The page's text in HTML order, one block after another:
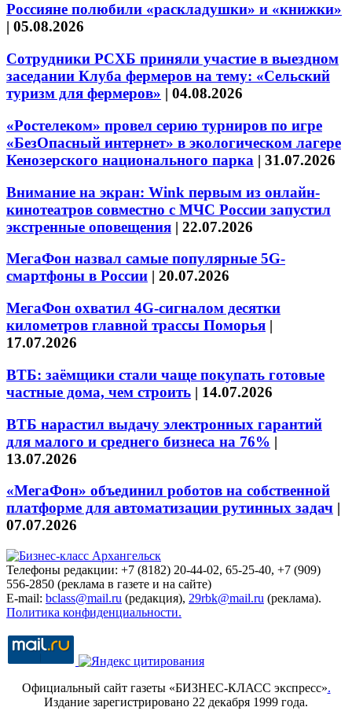
Россияне полюбили «раскладушки» и «книжки»
| 05.08.2026
Сотрудники РСХБ приняли участие в выездном
заседании Клуба фермеров на тему: «Сельский
туризм для фермеров» | 04.08.2026
«Ростелеком» провел серию турниров по игре
«БезОпасный интернет» в экологическом лагере
Кенозерского национального парка | 31.07.2026
Внимание на экран: Wink первым из онлайн-
кинотеатров совместно с МЧС России запустил
экстренные оповещения | 22.07.2026
МегаФон назвал самые популярные 5G-
смартфоны в России | 20.07.2026
МегаФон охватил 4G-сигналом десятки
километров главной трассы Поморья |
17.07.2026
ВТБ: заёмщики стали чаще покупать готовые
частные дома, чем строить | 14.07.2026
ВТБ нарастил выдачу электронных гарантий
для малого и среднего бизнеса на 76% |
13.07.2026
«МегаФон» объединил роботов на собственной
платформе для автоматизации рутинных задач |
07.07.2026
Телефоны редакции: +7 (8182) 20-44-02, 65-25-40, +7 (909)
556-2850 (реклама в газете и на сайте)
E-mail: bclass@mail.ru (редакция), 29rbk@mail.ru (реклама).
Политика конфиденциальности.
Официальный сайт газеты «БИЗНЕС-КЛАСС экспресс».
Издание зарегистрировано 22 декабря 1999 года.